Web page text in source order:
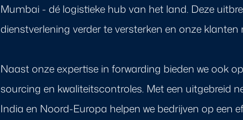
Mumbai - dé logistieke hub van het land. Deze
dienstverlening verder te versterken en onze
Naast onze expertise in forwarding bieden we ook
sourcing en kwaliteitscontroles. Met een uitgebreid
India en Noord-Europa helpen we bedrijven op een